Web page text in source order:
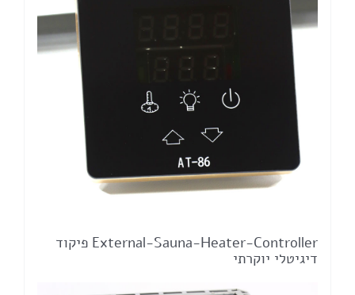
External-Sauna-Heater-Controller פיקוד
דיגיטלי יוקרתי